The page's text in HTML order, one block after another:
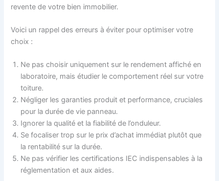
revente de votre bien immobilier.
Voici un rappel des erreurs à éviter pour optimiser votre
choix :
Ne pas choisir uniquement sur le rendement affiché en
laboratoire, mais étudier le comportement réel sur votre
toiture.
Négliger les garanties produit et performance, cruciales
pour la durée de vie panneau.
Ignorer la qualité et la fiabilité de l’onduleur.
Se focaliser trop sur le prix d’achat immédiat plutôt que
la rentabilité sur la durée.
Ne pas vérifier les certifications IEC indispensables à la
réglementation et aux aides.